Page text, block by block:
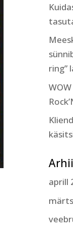
ring”
aprill